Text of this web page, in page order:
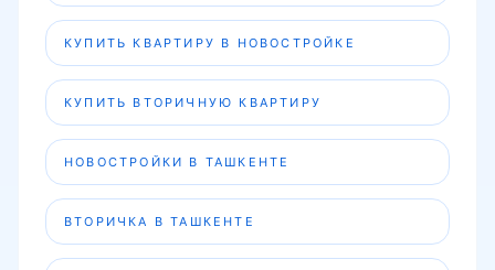
КУПИТЬ КВАРТИРУ В НОВОСТРОЙКЕ
КУПИТЬ ВТОРИЧНУЮ КВАРТИРУ
НОВОСТРОЙКИ В ТАШКЕНТЕ
ВТОРИЧКА В ТАШКЕНТЕ